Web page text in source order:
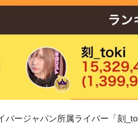
バージャパン所属ライバー「刻